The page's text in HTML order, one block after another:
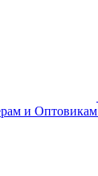
и Оптовикам